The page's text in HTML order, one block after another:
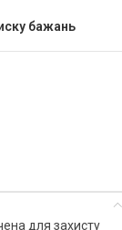
бажань
для захисту